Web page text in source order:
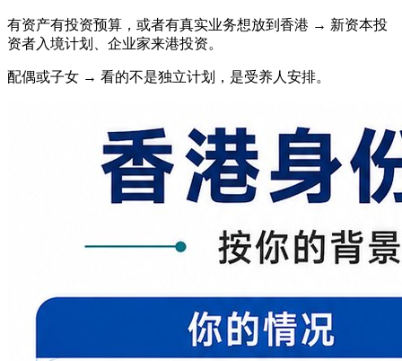
有资产有投资预算，或者有真实业务想放到香港 → 新资本投
资者入境计划、企业家来港投资。
配偶或子女 → 看的不是独立计划，是受养人安排。